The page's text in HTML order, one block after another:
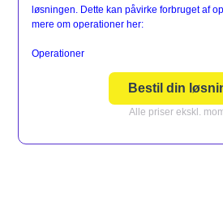
løsningen. Dette kan påvirke forbruget af
mere om operationer her:
Operationer
Bestil din
Alle priser ekskl.